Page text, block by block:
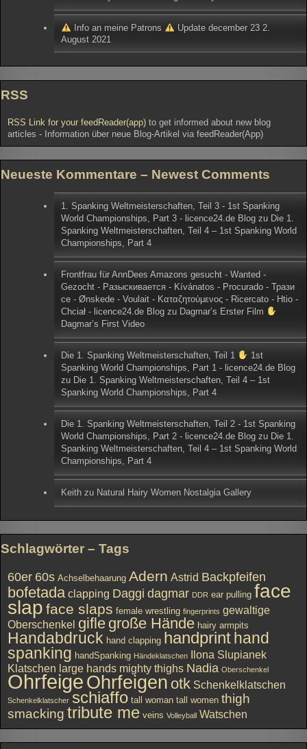
Info an meine Patrons Update december 23 2.
August 2021
RSS
RSS Link for your feedReader(app) to get informed about new blog
articles - Information über neue Blog-Artikel via feedReader(App)
Neueste Kommentare – Newest Comments
1. Spanking Weltmeisterschaften, Teil 3 - 1st Spanking
World Championships, Part 3 - licence24.de Blog zu Die 1.
Spanking Weltmeisterschaften, Teil 4 – 1st Spanking World
Championships, Part 4
Frontfrau für AnnDees Amazons gesucht - Wanted -
Gezocht - Разыскивается - Kívánatos - Procurado - Трази
се - Ønskede - Voulait - Καταζητούμενος - Ricercato - Htio -
Chciał - licence24.de Blog zu Dagmar’s Erster Film
Dagmar’s First Video
Die 1. Spanking Weltmeisterschaften, Teil 1
1st
Spanking World Championships, Part 1 - licence24.de Blog
zu Die 1. Spanking Weltmeisterschaften, Teil 4 – 1st
Spanking World Championships, Part 4
Die 1. Spanking Weltmeisterschaften, Teil 2 - 1st Spanking
World Championships, Part 2 - licence24.de Blog zu Die 1.
Spanking Weltmeisterschaften, Teil 4 – 1st Spanking World
Championships, Part 4
Keith zu Natural Hairy Women Nostalgia Gallery
Schlagwörter – Tags
60er 60s Achselbehaarung Adern Astrid Backpfeifen
bofetada clapping Daggi dagmar DDR ear pulling face
slap face slaps female wrestling fingerprints gewaltige
Oberschenkel gifle große Hände hairy armpits
Handabdruck hand clapping handprint hand
spanking handSpanking Händeklatschen
Ilona Slupianek
Klatschen large hands mighty thighs Nadia Oberschenkel
OhrfeigeOhrfeigen otk Schenkelklatschen
Schenkelklatscher schiaffo tall woman tall women thigh
smacking tribute me veins Volleyball Watschen